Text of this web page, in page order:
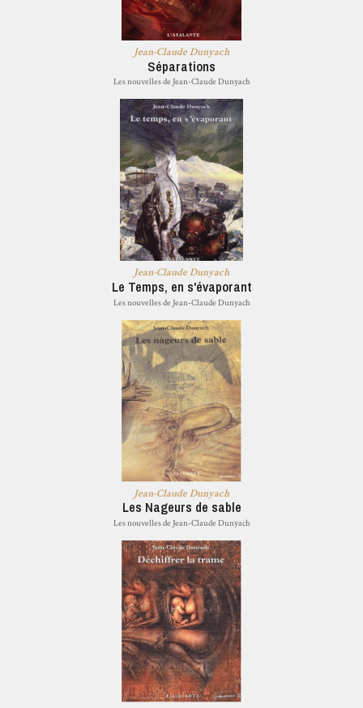
Jean-Claude Dunyach
Séparations
Les nouvelles de Jean-Claude Dunyach
Jean-Claude Dunyach
Le Temps, en s'évaporant
Les nouvelles de Jean-Claude Dunyach
Jean-Claude Dunyach
Les Nageurs de sable
Les nouvelles de Jean-Claude Dunyach